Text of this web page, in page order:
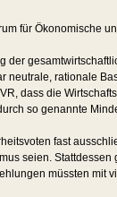
für Ökonomische
der
neutrale, rationale
dass die
so genannte
fast
seien. Stattdessen
müssten mit